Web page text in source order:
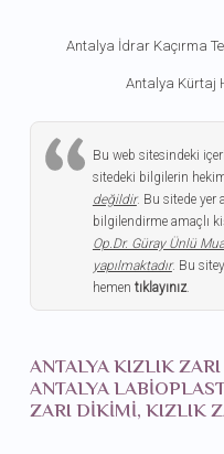
Antalya İdrar Kaçırma
Antalya Kürtaj
Bu web sitesindeki
sitedeki bilgilerin
değildir. Bu sitede yer
bilgilendirme amaçlı
Op.Dr. Güray Ünlü
yapılmaktadır. Bu
hemen tıklayınız.
ANTALYA KIZLIK
ANTALYA
ZARI DIKIMI, KIZLIK